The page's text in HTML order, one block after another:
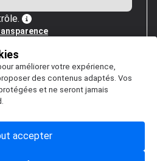
améliorer votre expérience,
des contenus adaptés. Vos
et ne seront jamais
accepter